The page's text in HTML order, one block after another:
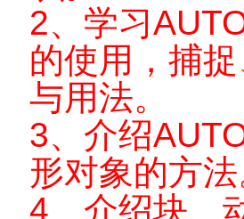
2、学习
的使用，捕
与用法。
3、介绍
形对象的方法
4、介绍块、